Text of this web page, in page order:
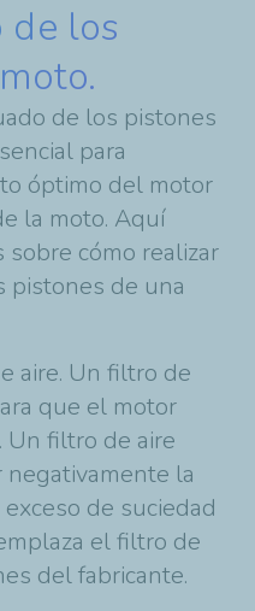
de los
de los pistones
para
óptimo del motor
la moto. Aquí
cómo realizar
pistones de una
aire. Un filtro de
que el motor
Un filtro de aire
la
de suciedad
el filtro de
del fabricante.